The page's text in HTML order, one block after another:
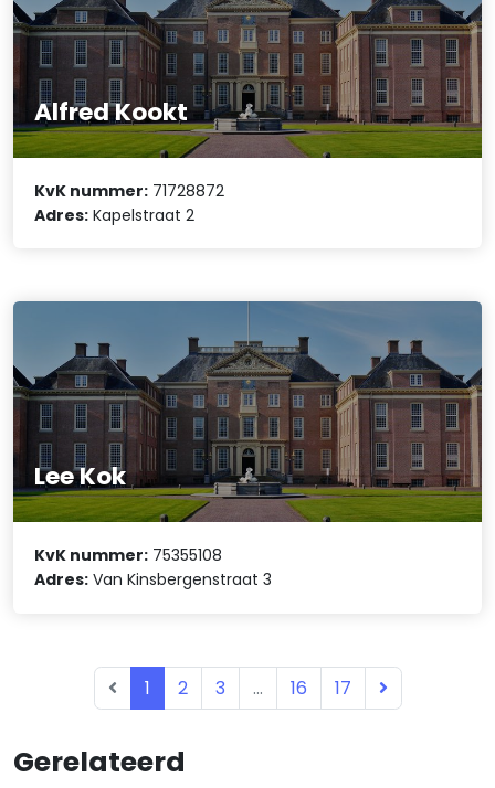
Gerelateerd
Alfred Kookt
KvK nummer: 71728872
Adres: Kapelstraat 2
Lee Kok
KvK nummer: 75355108
Adres: Van Kinsbergenstraat 3
1 2 3 ... 16 17